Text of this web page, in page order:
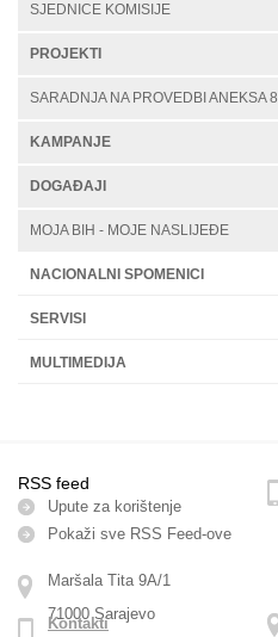
SJEDNICE KOMISIJE
PROJEKTI
SARADNJA NA PROVEDBI ANEKSA 8
KAMPANJE
DOGAĐAJI
MOJA BIH - MOJE NASLIJEĐE
NACIONALNI SPOMENICI
SERVISI
MULTIMEDIJA
RSS feed
Upute za korištenje
Pokaži sve RSS Feed-оve
Maršala Tita 9A/1
71000 Sarajevo
Kontakti